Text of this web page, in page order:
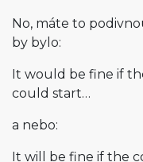
No, máte to
by bylo:
It would be fine if
could start…
a nebo:
It will be fine if the